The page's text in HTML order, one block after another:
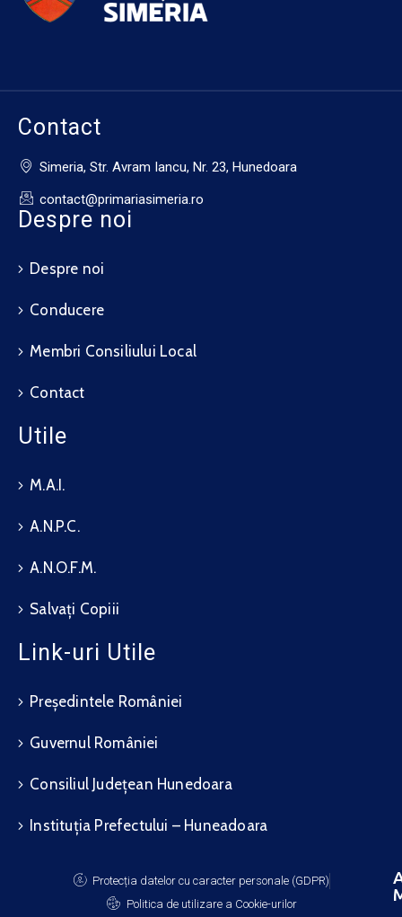
Contact
Simeria, Str. Avram Iancu, Nr. 23, Hunedoara
contact@primariasimeria.ro
Despre noi
Despre noi
Conducere
Membri Consiliului Local
Contact
Utile
M.A.I.
A.N.P.C.
A.N.O.F.M.
Salvați Copiii
Link-uri Utile
Președintele României
Guvernul României
Consiliul Județean Hunedoara
Instituția Prefectului – Huneadoara
Protecția datelor cu caracter personale (GDPR)
Politica de utilizare a Cookie-urilor